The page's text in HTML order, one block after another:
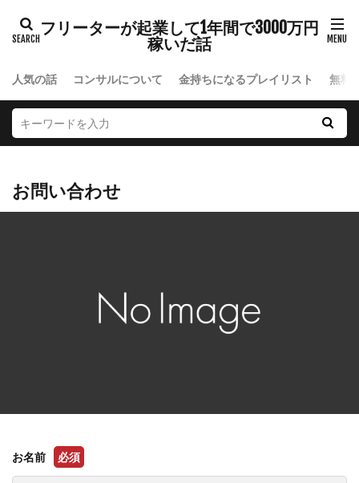
フリーターが起業して1年間で3000万円
稼いだ話
人気の話 コンサルについて 金持ちになるプレイリスト 無料
お問い合わせ
お名前 必須